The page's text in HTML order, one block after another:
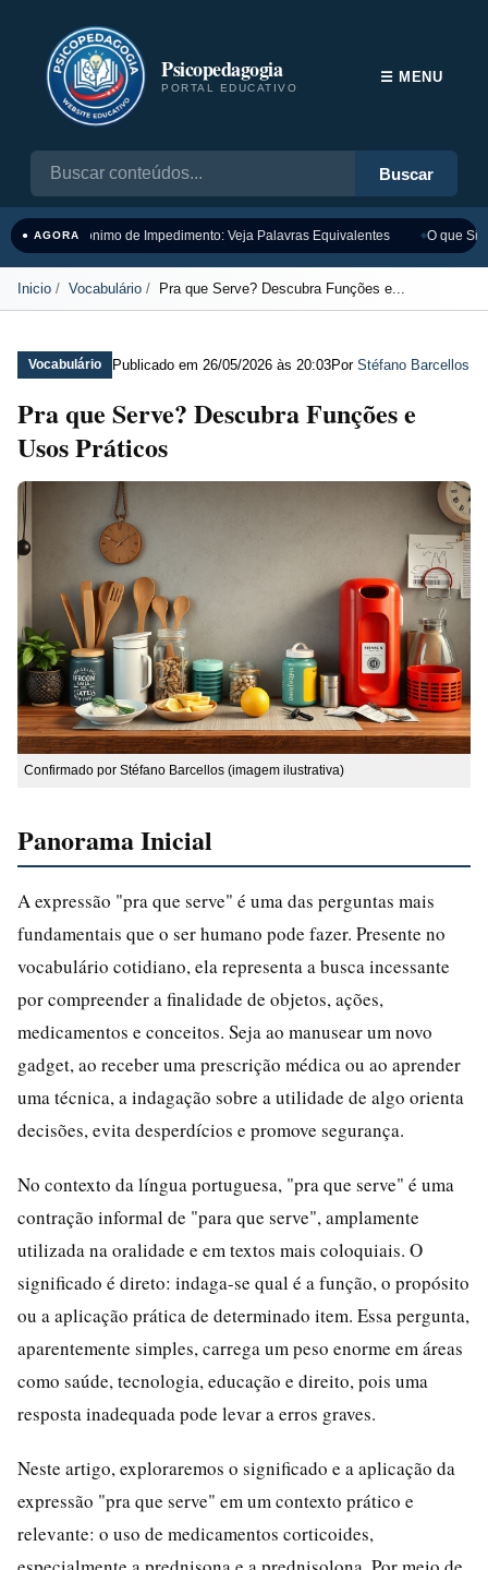
Psicopedagogia
PORTAL EDUCATIVO
Buscar
☰ MENU
● AGORASinônimo de Impedimento: Veja Palavras Equivalentes O que
Inicio Vocabulário Pra que Serve? Descubra Funções e...
Vocabulário Publicado em 26/05/2026 às 20:03Por Stéfano Barcellos
Pra que Serve? Descubra Funções e
Usos Práticos
Confirmado por Stéfano Barcellos (imagem ilustrativa)
Panorama Inicial
A expressão "pra que serve" é uma das perguntas mais
fundamentais que o ser humano pode fazer. Presente no
vocabulário cotidiano, ela representa a busca incessante
por compreender a finalidade de objetos, ações,
medicamentos e conceitos. Seja ao manusear um novo
gadget, ao receber uma prescrição médica ou ao aprender
uma técnica, a indagação sobre a utilidade de algo orienta
decisões, evita desperdícios e promove segurança.
No contexto da língua portuguesa, "pra que serve" é uma
contração informal de "para que serve", amplamente
utilizada na oralidade e em textos mais coloquiais. O
significado é direto: indaga-se qual é a função, o propósito
ou a aplicação prática de determinado item. Essa pergunta,
aparentemente simples, carrega um peso enorme em áreas
como saúde, tecnologia, educação e direito, pois uma
resposta inadequada pode levar a erros graves.
Neste artigo, exploraremos o significado e a aplicação da
expressão "pra que serve" em um contexto prático e
relevante: o uso de medicamentos corticoides,